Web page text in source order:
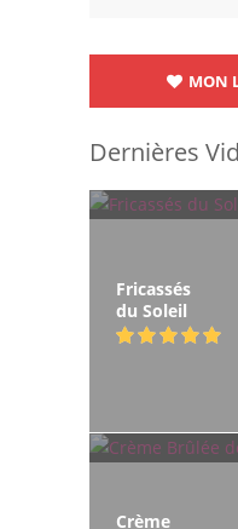
MON
Dernières
Fricassés
du Soleil
Crème